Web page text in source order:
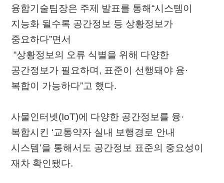
융합기술팀장은 주제 발표를 통해“시스템이
지능화 될수록 공간정보 등 상황정보가
중요하다”면서
“상황정보의 오류 식별을 위해 다양한
공간정보가 필요하며, 표준이 선행돼야 융·
복합이 가능하다”고 했다.
사물인터넷(IoT)에 다양한 공간정보를 융·
복합시킨 ‘교통약자 실내 보행경로 안내
시스템’을 통해서도 공간정보 표준의 중요성이
재차 확인됐다.